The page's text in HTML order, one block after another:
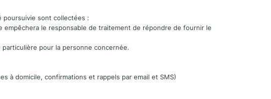
poursuivie sont collectées :
le responsable de traitement de répondre de fournir le
pour la personne concernée.
à domicile, confirmations et rappels par email et SMS)